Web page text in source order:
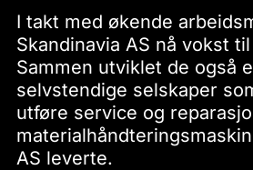
I takt med økende
Skandinavia AS nå vokst
Sammen utviklet de også
selvstendige selskaper
utføre service og
AS leverte.​